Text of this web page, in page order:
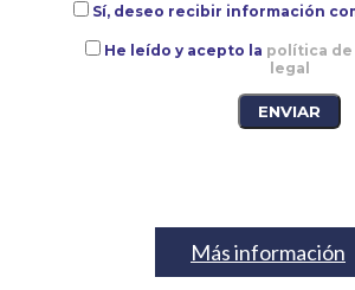
Sí, deseo recibir información
He leído y acepto la política de
legal
Más información